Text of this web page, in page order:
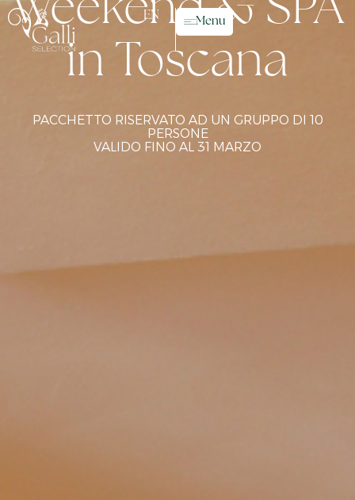
EN Menu
Weekend & SPA
in Toscana
PACCHETTO RISERVATO AD UN GRUPPO DI 10
PERSONE
VALIDO FINO AL 31 MARZO